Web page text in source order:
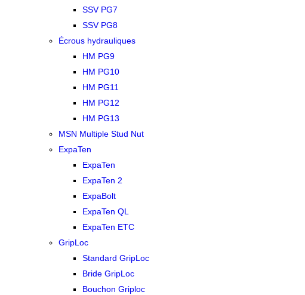
SSV PG7
SSV PG8
Écrous hydrauliques
HM PG9
HM PG10
HM PG11
HM PG12
HM PG13
MSN Multiple Stud Nut
ExpaTen
ExpaTen
ExpaTen 2
ExpaBolt
ExpaTen QL
ExpaTen ETC
GripLoc
Standard GripLoc
Bride GripLoc
Bouchon Griploc